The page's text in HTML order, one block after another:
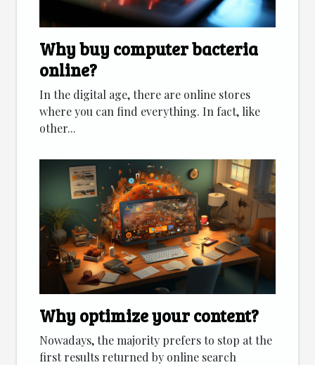
Why buy computer bacteria
online?
In the digital age, there are online stores
where you can find everything. In fact, like
other...
Why optimize your content?
Nowadays, the majority prefers to stop at the
first results returned by online search